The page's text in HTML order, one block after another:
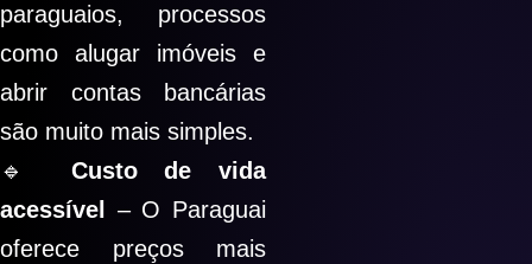
paraguaios, processos
como alugar imóveis e
abrir contas bancárias
são muito mais simples.
🔹 Custo de vida
acessível
– O Paraguai
oferece preços mais